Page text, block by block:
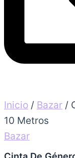
Inicio / Bazar /
10 Metros
Bazar